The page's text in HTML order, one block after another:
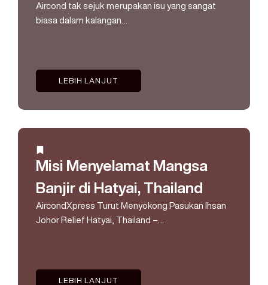
Aircond tak sejuk merupakan isu yang sangat
biasa dalam kalangan…
LEBIH LANJUT
Misi Menyelamat Mangsa
Banjir di Hatyai, Thailand
AircondXpress Turut Menyokong Pasukan Ihsan
Johor Relief Hatyai, Thailand –…
LEBIH LANJUT